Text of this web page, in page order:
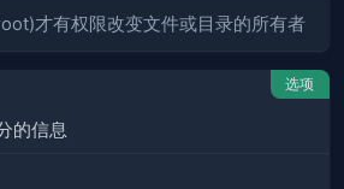
才有权限改变文件或目录的所有者
选项
的信息